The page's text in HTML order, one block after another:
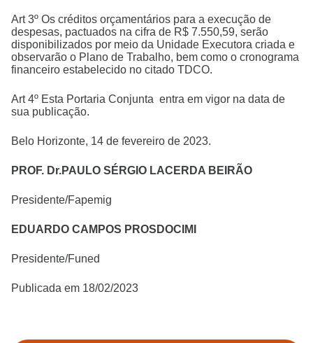
Art 3º Os créditos orçamentários para a execução de
despesas, pactuados na cifra de R$ 7.550,59, serão
disponibilizados por meio da Unidade Executora criada e
observarão o Plano de Trabalho, bem como o cronograma
financeiro estabelecido no citado TDCO.
Art 4º Esta Portaria Conjunta entra em vigor na data de
sua publicação.
Belo Horizonte, 14 de fevereiro de 2023.
PROF. Dr.PAULO SÉRGIO LACERDA BEIRÃO
Presidente/Fapemig
EDUARDO CAMPOS PROSDOCIMI
Presidente/Funed
Publicada em 18/02/2023